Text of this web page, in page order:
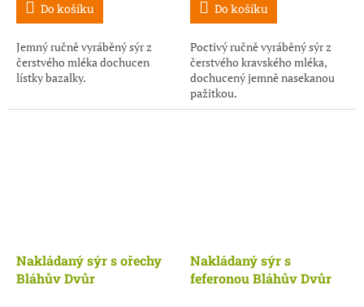
Do košíku
Jemný ručně vyráběný sýr z
čerstvého mléka dochucen
lístky bazalky.
Do košíku
Poctivý ručně vyráběný sýr z
čerstvého kravského mléka,
dochucený jemně nasekanou
pažitkou.
Nakládaný sýr s ořechy
Bláhův Dvůr
Nakládaný sýr s
feferonou Bláhův Dvůr